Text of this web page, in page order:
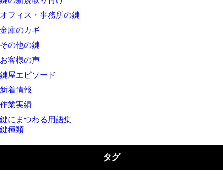
オフィス・事務所の鍵
金庫のカギ
その他の鍵
お客様の声
鍵屋エピソード
新着情報
作業実績
鍵にまつわる用語集
鍵種類
タグ